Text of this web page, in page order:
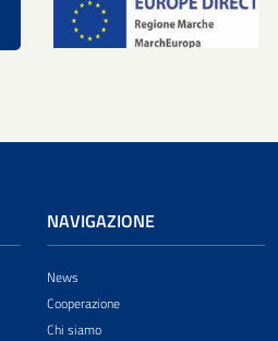
NAVIGAZIONE
News
Cooperazione
Chi siamo